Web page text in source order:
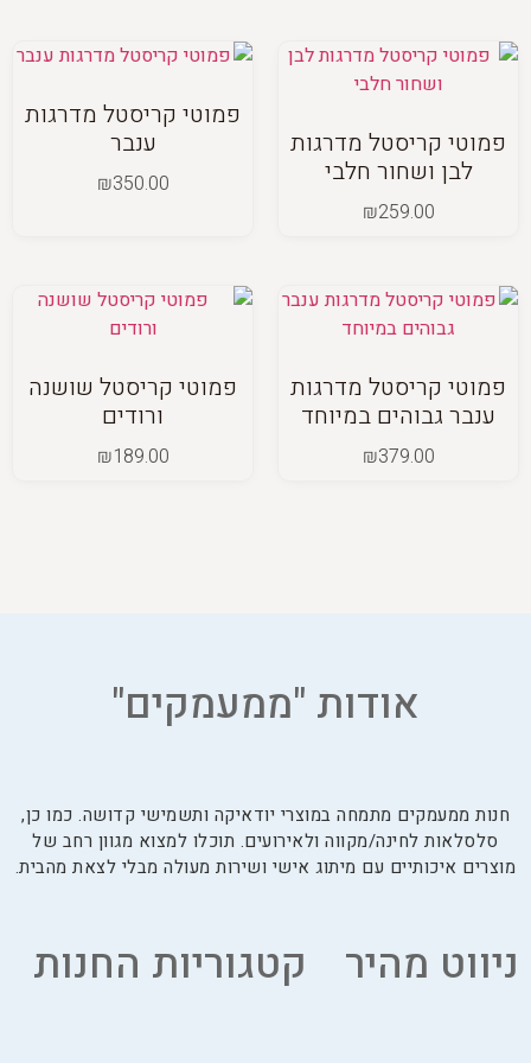
פמוטי קריסטל מדרגות
לבן ושחור חלבי
₪259.00
פמוטי קריסטל מדרגות
ענבר
₪350.00
פמוטי קריסטל מדרגות
ענבר גבוהים במיוחד
₪379.00
פמוטי קריסטל שושנה
ורודים
₪189.00
אודות "ממעמקים"
חנות ממעמקים מתמחה במוצרי יודאיקה ותשמישי קדושה. כמו כן,
סלסלאות לחינה/מקווה ולאירועים. תוכלו למצוא מגוון רחב של
מוצרים איכותיים עם מיתוג אישי ושירות מעולה מבלי לצאת מהבית.
ניווט מהיר קטגוריות החנות